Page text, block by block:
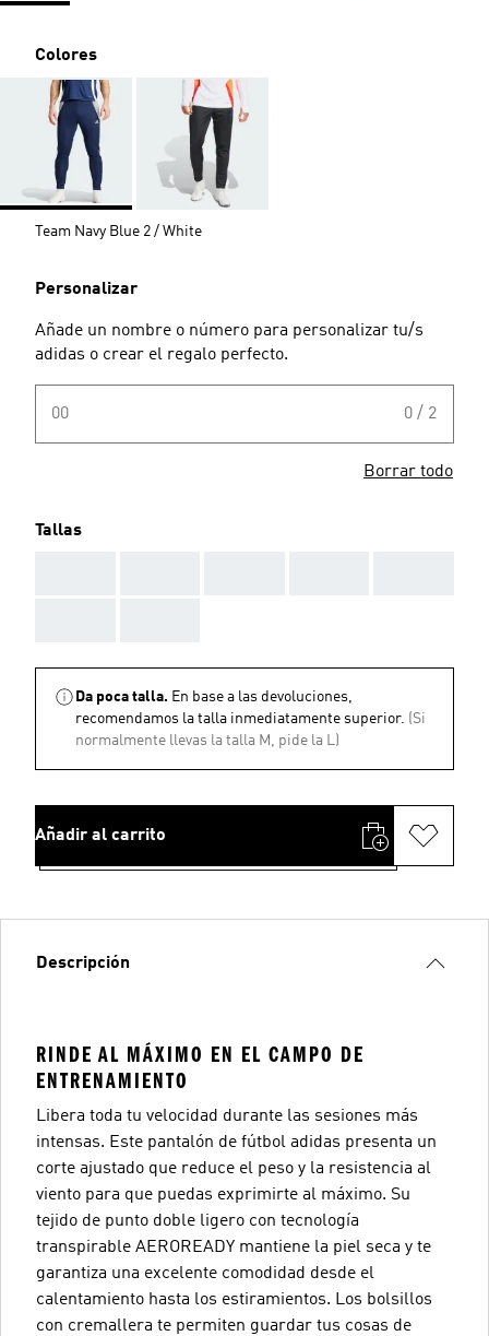
Colores
Team Navy Blue 2 / White
Personalizar
Añade un nombre o número para personalizar tu/s
adidas o crear el regalo perfecto.
00 0 / 2
Borrar todo
Tallas
Da poca talla. En base a las devoluciones,
recomendamos la talla inmediatamente superior. (Si
normalmente llevas la talla M, pide la L)
Añadir al carrito
Descripción
RINDE AL MÁXIMO EN EL CAMPO DE
ENTRENAMIENTO
Libera toda tu velocidad durante las sesiones más
intensas. Este pantalón de fútbol adidas presenta un
corte ajustado que reduce el peso y la resistencia al
viento para que puedas exprimirte al máximo. Su
tejido de punto doble ligero con tecnología
transpirable AEROREADY mantiene la piel seca y te
garantiza una excelente comodidad desde el
calentamiento hasta los estiramientos. Los bolsillos
con cremallera te permiten guardar tus cosas de